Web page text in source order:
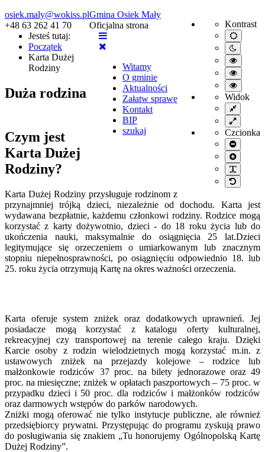
osiek.maly@wokiss.pl
+48 63 262 41 70
Kontrast
Default
mode
Night
mode
High
contrast
black/
mode.
High
contrast
black/
mode.
High
contrast
yellow/
mode.
Widok
Fixed
layout
Wide
layout
Czcionka
Smaller
font
Larger
font
Default
font
Gmina Osiek Mały
Oficjalna strona
Witamy
O gminie
Aktualności
Załatw sprawę
Kontakt
BIP
szukaj
Jesteś tutaj:
Początek
Karta Dużej
Rodziny
Duża rodzina
Czym jest
Karta Dużej
Rodziny?
Karta Dużej Rodziny przysługuje rodzinom z
przynajmniej trójką dzieci, niezależnie od dochodu. Karta jest
wydawana bezpłatnie, każdemu członkowi rodziny. Rodzice mogą
korzystać z karty dożywotnio, dzieci - do 18 roku życia lub do
ukończenia nauki, maksymalnie do osiągnięcia 25 lat.Dzieci
legitymujące się orzeczeniem o umiarkowanym lub znacznym
stopniu niepełnosprawności, po osiągnięciu odpowiednio 18. lub
25. roku życia otrzymują Kartę na okres ważności orzeczenia.
Karta oferuje system zniżek oraz dodatkowych uprawnień. Jej
posiadacze mogą korzystać z katalogu oferty kulturalnej,
rekreacyjnej czy transportowej na terenie całego kraju. Dzięki
Karcie osoby z rodzin wielodzietnych mogą korzystać m.in. z
ustawowych zniżek na przejazdy kolejowe – rodzice lub
małżonkowie rodziców 37 proc. na bilety jednorazowe oraz 49
proc. na miesięczne; zniżek w opłatach paszportowych – 75 proc. w
przypadku dzieci i 50 proc. dla rodziców i małżonków rodziców
oraz darmowych wstępów do parków narodowych.
Zniżki mogą oferować nie tylko instytucje publiczne, ale również
przedsiębiorcy prywatni. Przystępując do programu zyskują prawo
do posługiwania się znakiem „Tu honorujemy Ogólnopolską Kartę
Dużej Rodziny”.